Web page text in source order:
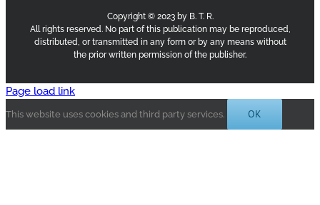
Copyright © 2023 by B. T. R.
All rights reserved. No part of this publication may be reproduced,
distributed, or transmitted in any form or by any means without
the prior written permission of the publisher.
Page load link
This website uses cookies and third party services. OK